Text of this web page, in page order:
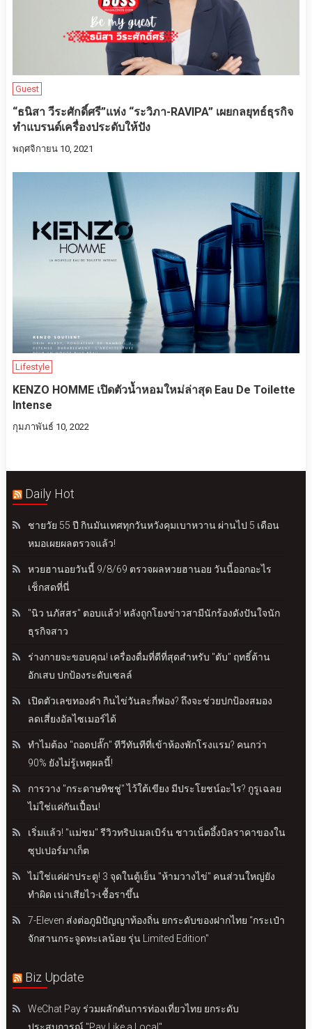
Guest
“ธนิสา วีระศักดิ์ศรี”แห่ง “ระวิภา-RAVIPA” เผยกลยุทธ์ธุรกิจ
ทำแบรนด์เครื่องประดับให้ปัง
พฤศจิกายน 10, 2021
Lifestyle
KENZO HOMME เปิดตัวน้ำหอมใหม่ล่าสุด Eau De Toilette
Intense
กุมภาพันธ์ 10, 2022
Daily Hot
ชายวัย 55 ปี กินมันเทศทุกวันหวังคุมเบาหวาน ผ่านไป 5 เดือน
หมอเผยผลตรวจแล้ว!
หวยฮานอยวันนี้ 9/8/69 ตรวจผลหวยฮานอย วันนี้ออกอะไร
เช็กสดที่นี่
"นิว นภัสสร" ตอบแล้ว! หลังถูกโยงข่าวสามีนักร้องดังปันใจนัก
ธุรกิจสาว
ร่างกายจะขอบคุณ! เครื่องดื่มที่ดีที่สุดสำหรับ "ตับ" ฤทธิ์ต้าน
อักเสบ ปกป้องระดับเซลล์
เปิดตัวเลขทองคำ กินไข่วันละกี่ฟอง? ถึงจะช่วยปกป้องสมอง
ลดเสี่ยงอัลไซเมอร์ได้
ทำไมต้อง "ถอดปลั๊ก" ทีวีทันทีที่เข้าห้องพักโรงแรม? คนกว่า
90% ยังไม่รู้เหตุผลนี้!
การวาง "กระดาษทิชชู่" ไว้ใต้เขียง มีประโยชน์อะไร? กูรูเฉลย
ไม่ใช่แค่กันเปื้อน!
เริ่มแล้ว! "แม่ชม" รีวิวทริปเมลเบิร์น ชาวเน็ตอึ้งบิลราคาของใน
ซุปเปอร์มาเก็ต
ไม่ใช่แค่ฝาประตู! 3 จุดในตู้เย็น "ห้ามวางไข่" คนส่วนใหญ่ยัง
ทำผิด เน่าเสียไว-เชื้อราขึ้น
7-Eleven ส่งต่อภูมิปัญญาท้องถิ่น ยกระดับของฝากไทย “กระเป๋า
จักสานกระจูดทะเลน้อย รุ่น Limited Edition"
Biz Update
WeChat Pay ร่วมผลักดันการท่องเที่ยวไทย ยกระดับ